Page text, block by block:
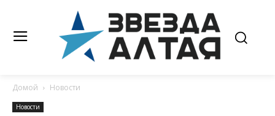
Домой Новости
Новости